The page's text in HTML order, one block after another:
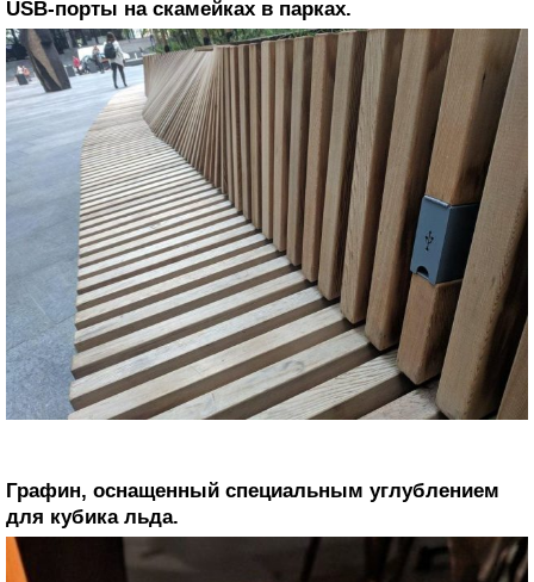
USB-порты на скамейках в парках.
Графин, оснащенный специальным углублением
для кубика льда.